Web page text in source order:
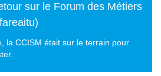
sur le Forum des Métiers
la CCISM était sur le terrain pour